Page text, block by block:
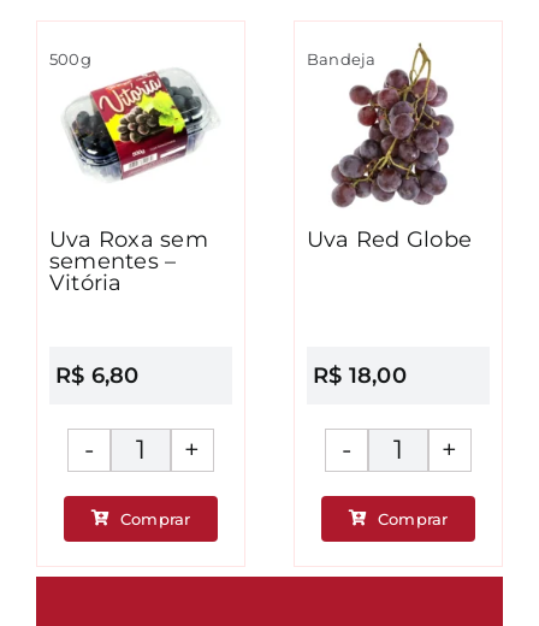
500g
Uva Roxa sem
sementes –
Vitória
R$ 6,80
Uva
Roxa
sem
sementes
Comprar
Bandeja
Uva Red Globe
R$ 18,00
Uva
Red
Globe
Comprar